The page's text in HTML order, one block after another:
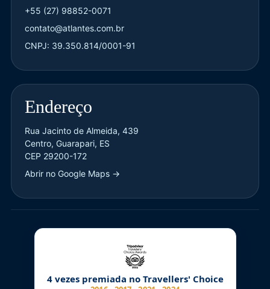
+55 (27) 98852-0071
contato@atlantes.com.br
CNPJ: 39.350.814/0001-91
Endereço
Rua Jacinto de Almeida, 439
Centro, Guarapari, ES
CEP 29200-172
Abrir no Google Maps →
4 vezes premiada no Travellers' Choice